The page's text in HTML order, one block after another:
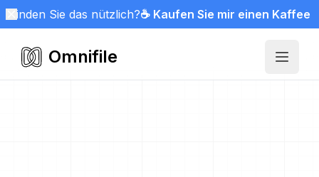
Finden Sie das nützlich?☕ Kaufen Sie mir einen Kaffee
Omnifile